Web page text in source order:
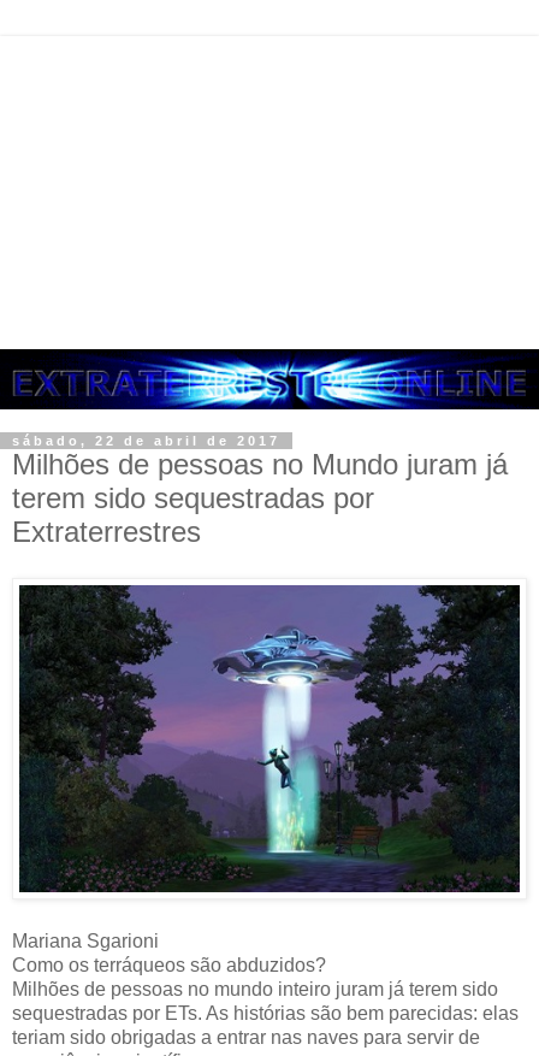
sábado, 22 de abril de 2017
Milhões de pessoas no Mundo juram já
terem sido sequestradas por
Extraterrestres
Mariana Sgarioni
Como os terráqueos são abduzidos?
Milhões de pessoas no mundo inteiro juram já terem sido
sequestradas por ETs. As histórias são bem parecidas: elas
teriam sido obrigadas a entrar nas naves para servir de